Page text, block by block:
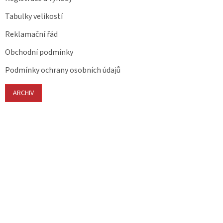
Tabulky velikostí
Reklamační řád
Obchodní podmínky
Podmínky ochrany osobních údajů
ARCHIV